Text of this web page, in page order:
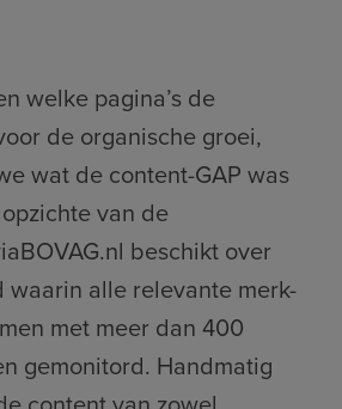
welke pagina’s de
de organische groei,
wat de content-GAP was
van de
iaBOVAG.nl beschikt over
waarin alle relevante merk-
met meer dan 400
gemonitord. Handmatig